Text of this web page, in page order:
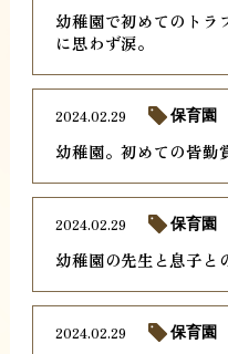
幼稚園で初めてのトラ
に思わず涙。
幼稚園。初めての皆勤
2024.02.29 保育園
幼稚園の先生と息子と
2024.02.29 保育園
2024.02.29 保育園